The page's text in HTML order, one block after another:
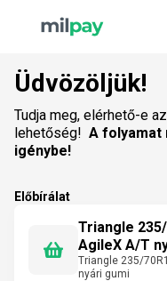
Üdvözöljük!
Tudja meg, elérhető-e
lehetőség! A folyamat
igénybe!
Előbírálat
Triangle
AgileX A/T
Triangle 235/
nyári gumi